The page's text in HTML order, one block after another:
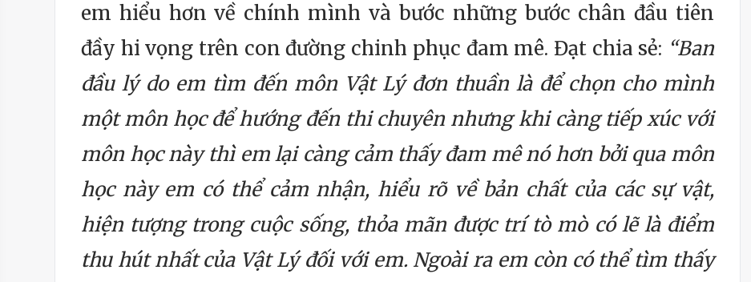
em hiểu hơn về chính mình và bước những bước chân đầu tiên
đầy hi vọng trên con đường chinh phục đam mê. Đạt chia sẻ: “Ban
đầu lý do em tìm đến môn Vật Lý đơn thuần là để chọn cho mình
một môn học để hướng đến thi chuyên nhưng khi càng tiếp xúc với
môn học này thì em lại càng cảm thấy đam mê nó hơn bởi qua môn
học này em có thể cảm nhận, hiểu rõ về bản chất của các sự vật,
hiện tượng trong cuộc sống, thỏa mãn được trí tò mò có lẽ là điểm
thu hút nhất của Vật Lý đối với em. Ngoài ra em còn có thể tìm thấy